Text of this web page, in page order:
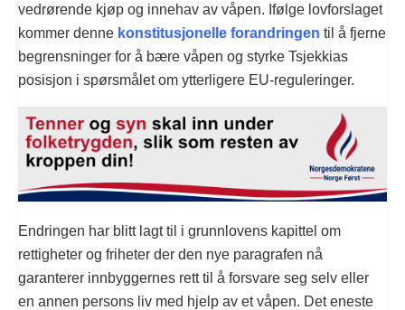
vedrørende kjøp og innehav av våpen. Ifølge lovforslaget
kommer denne konstitusjonelle forandringen til å fjerne
begrensninger for å bære våpen og styrke Tsjekkias
posisjon i spørsmålet om ytterligere EU-reguleringer.
Endringen har blitt lagt til i grunnlovens kapittel om
rettigheter og friheter der den nye paragrafen nå
garanterer innbyggernes rett til å forsvare seg selv eller
en annen persons liv med hjelp av et våpen. Det eneste